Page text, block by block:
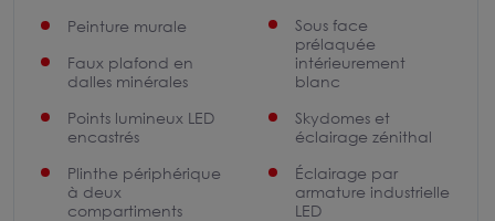
Peinture murale
Faux plafond en
dalles minérales
Points lumineux LED
encastrés
Plinthe périphérique
à deux
compartiments
Sous face
prélaquée
intérieurement
blanc
Skydomes et
éclairage zénithal
Éclairage par
armature industrielle
LED